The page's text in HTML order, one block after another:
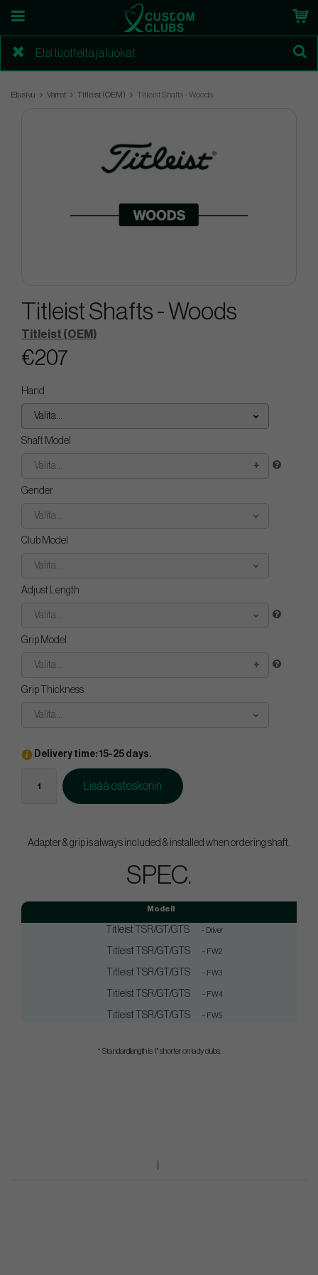
Etusivu Varret Titleist (OEM) Titleist Shafts - Woods
Titleist Shafts - Woods
Titleist (OEM)
€207
Hand
Valita...
Shaft Model
Valita...
Gender
Valita...
Club Model
Valita...
Adjust Length
Valita...
Grip Model
Valita...
Grip Thickness
Valita...
Delivery time: 15-25 days.
Lisää ostoskoriin
Adapter & grip is always included & installed when ordering shaft.
SPEC.
Modell
Titleist TSR/GT/GTS - Driver
Titleist TSR/GT/GTS - FW2
Titleist TSR/GT/GTS - FW3
Titleist TSR/GT/GTS - FW4
Titleist TSR/GT/GTS - FW5
* Standardlength is 1" shorter on lady clubs.